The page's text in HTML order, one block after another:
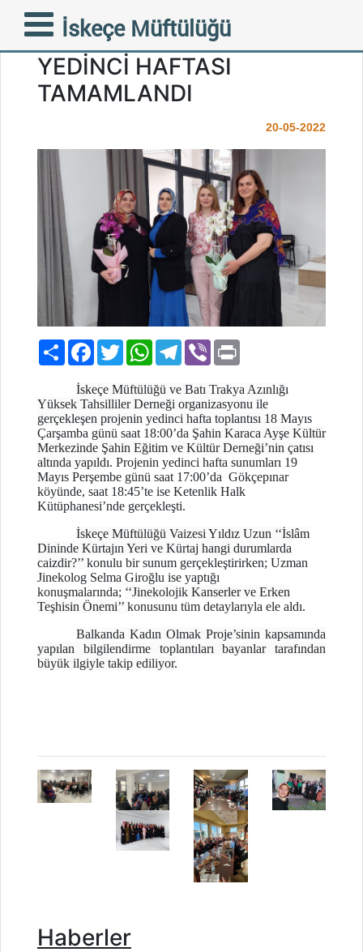
İskeçe Müftülüğü
BALKANDA KADIN
OLMAK PROJESİNİN
YEDİNCİ HAFTASI
TAMAMLANDI
20-05-2022
PaylaşFacebook
TwitterWhatsAppTelegram
Viber
İskeçe Müftülüğü ve Batı Trakya Azınlığı
Yüksek Tahsilliler Derneği organizasyonu ile
gerçekleşen projenin yedinci hafta toplantısı 18 Mayıs
Çarşamba günü saat 18:00’da Şahin Karaca Ayşe Kültür
Merkezinde Şahin Eğitim ve Kültür Derneği’nin çatısı
altında yapıldı. Projenin yedinci hafta sunumları 19
Mayıs Perşembe günü saat 17:00’da Gökçepınar
köyünde, saat 18:45’te ise Ketenlik Halk
Kütüphanesi’nde gerçekleşti.
İskeçe Müftülüğü Vaizesi Yıldız Uzun ‘‘İslâm
Dininde Kürtajın Yeri ve Kürtaj hangi durumlarda
caizdir?’’ konulu bir sunum gerçekleştirirken; Uzman
Jinekolog Selma Giroğlu ise yaptığı
konuşmalarında; ‘‘Jinekolojik Kanserler ve Erken
Teşhisin Önemi’’ konusunu tüm detaylarıyla ele aldı.
Balkanda Kadın Olmak Proje’sinin kapsamında
yapılan bilgilendirme toplantıları bayanlar tarafından
büyük ilgiyle takip ediliyor.
Haberler